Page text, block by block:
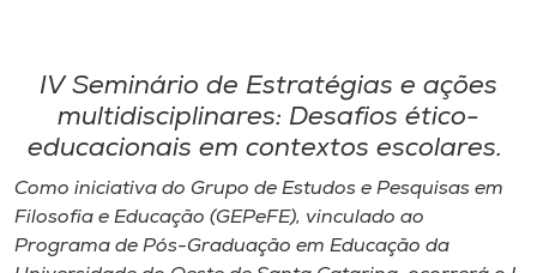
Editora
Rádio
Museu
IV Seminário de Estratégias e ações
multidisciplinares: Desafios ético-
educacionais em contextos escolares.
Como iniciativa do Grupo de Estudos e Pesquisas em
Filosofia e Educação (GEPeFE), vinculado ao
Programa de Pós-Graduação em Educação da